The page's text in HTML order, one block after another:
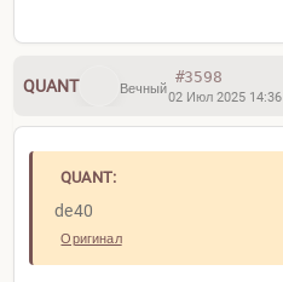
QUANT Вечный
#3598
02 Июл 2025 14:36
QUANT:
de40
Оригинал